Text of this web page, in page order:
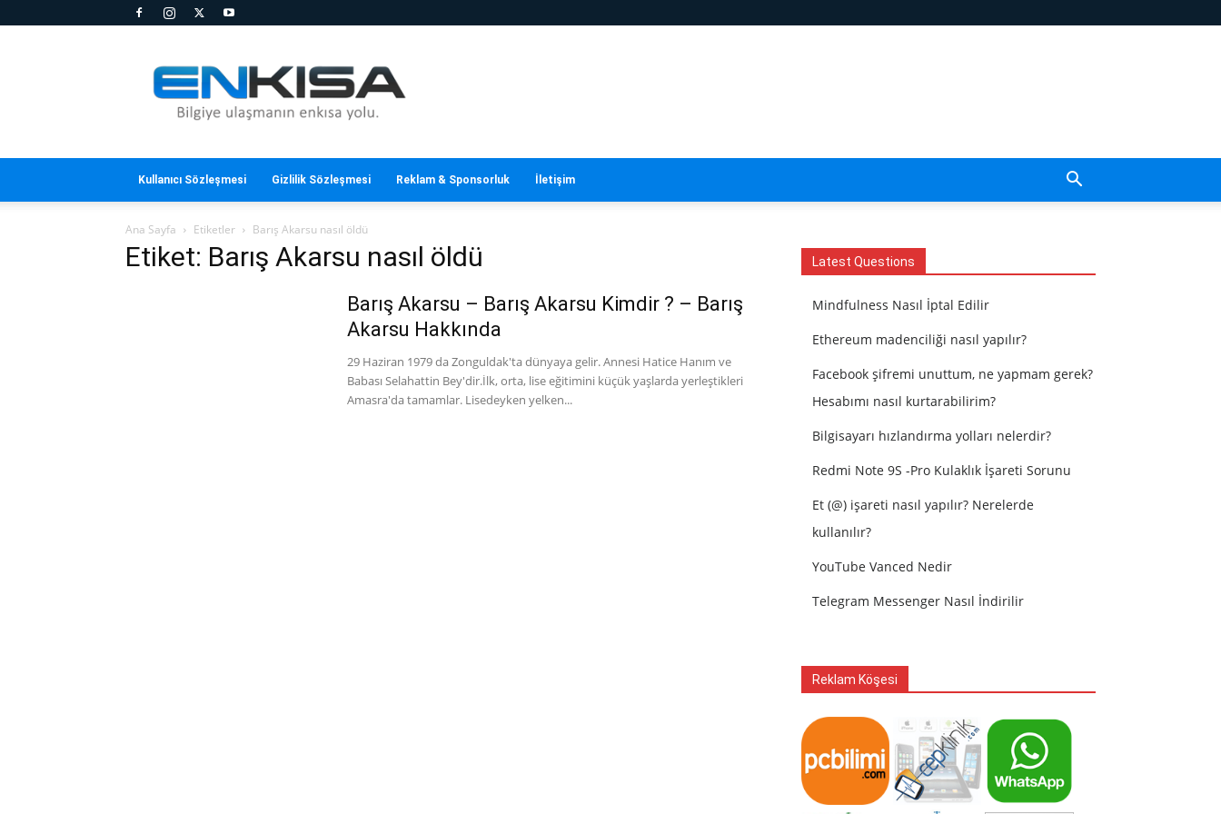
Kısa
Kullanıcı Sözleşmesi Gizlilik Sözleşmesi Reklam & Sponsorluk İletişim
Ana Sayfa Etiketler Barış Akarsu nasıl öldü
Etiket: Barış Akarsu nasıl öldü
Barış Akarsu – Barış Akarsu Kimdir ? – Barış
Akarsu Hakkında
29 Haziran 1979 da Zonguldak'ta dünyaya gelir. Annesi Hatice Hanım ve
Babası Selahattin Bey'dir.İlk, orta, lise eğitimini küçük yaşlarda yerleştikleri
Amasra'da tamamlar. Lisedeyken yelken...
Latest Questions
Mindfulness Nasıl İptal Edilir
Ethereum madenciliği nasıl yapılır?
Facebook şifremi unuttum, ne yapmam gerek?
Hesabımı nasıl kurtarabilirim?
Bilgisayarı hızlandırma yolları nelerdir?
Redmi Note 9S -Pro Kulaklık İşareti Sorunu
Et (@) işareti nasıl yapılır? Nerelerde
kullanılır?
YouTube Vanced Nedir
Telegram Messenger Nasıl İndirilir
Reklam Köşesi